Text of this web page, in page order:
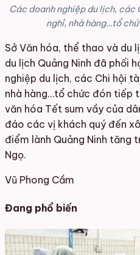
Các doanh nghiệp du lịch, các
nghỉ, nhà hàng…tổ
Sở Văn hóa, thể thao và du
du lịch Quảng Ninh đã phối
nghiệp du lịch, các Chi hội
nhà hàng…tổ chức đón tiếp
văn hóa Tết sum vầy của
đáo các vị khách quý đến
điểm lành Quảng Ninh tăng
Ngọ.
Vũ Phong Cầm
Đang phổ biến